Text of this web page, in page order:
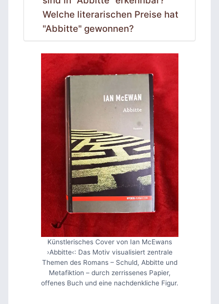
Welche literarischen Preise hat
"Abbitte" gewonnen?
Künstlerisches Cover von Ian McEwans
›Abbitte‹: Das Motiv visualisiert zentrale
Themen des Romans – Schuld, Abbitte und
Metafiktion – durch zerrissenes Papier,
offenes Buch und eine nachdenkliche Figur.